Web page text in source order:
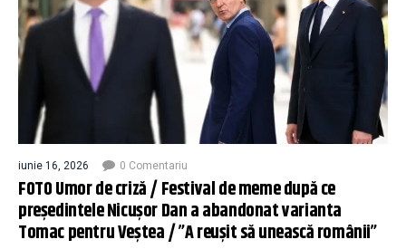
iunie 16, 2026 0 Comentariu
FOTO Umor de criză / Festival de meme după ce
președintele Nicușor Dan a abandonat varianta
Tomac pentru Veștea / ”A reușit să unească românii”